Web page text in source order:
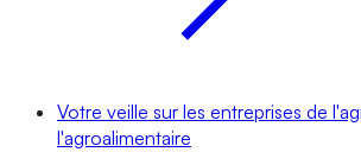
Votre veille sur les entreprises de
l'agroalimentaire